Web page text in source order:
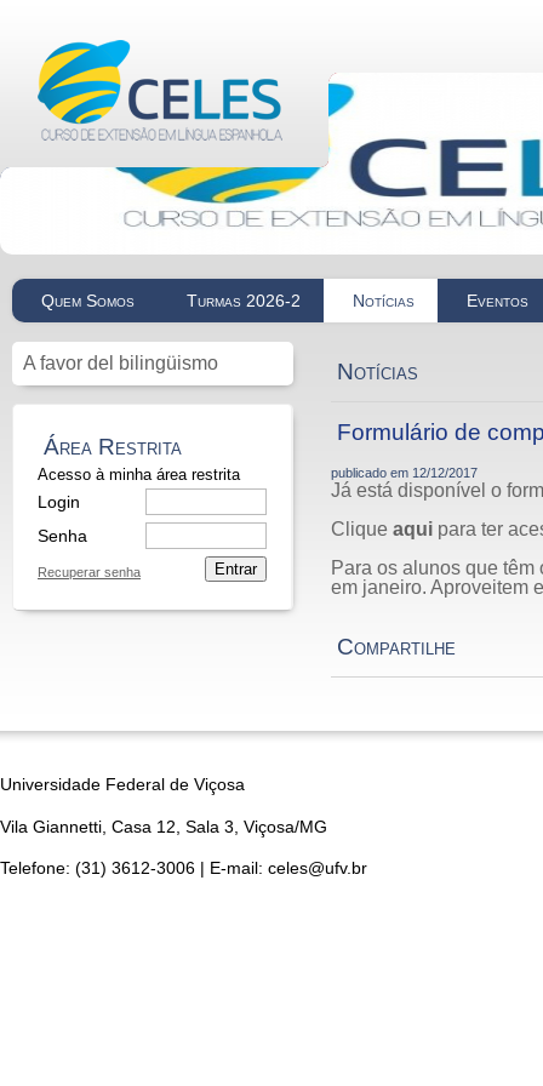
Quem Somos Turmas 2026-2 Notícias Eventos
A favor del bilingüismo
Área Restrita
Acesso à minha área restrita
Login
Senha
Recuperar senha Entrar
Notícias
Formulário de
publicado em 12/12/2017
Já está disponível o
Cliqueaqui para ter
Para os alunos que
em janeiro. Aproveitem
Compartilhe
Universidade Federal de Viçosa
Vila Giannetti, Casa 12, Sala 3, Viçosa/MG
Telefone: (31) 3612-3006 | E-mail: celes@ufv.br